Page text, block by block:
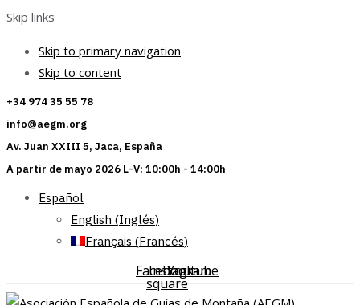
Skip links
Skip to primary navigation
Skip to content
+34 974 35 55 78
info@aegm.org
Av. Juan XXIII 5, Jaca, España
A partir de mayo 2026 L-V: 10:00h - 14:00h
Español
English (Inglés)
Français (Francés)
Facebook-
square
Instagram
Youtube